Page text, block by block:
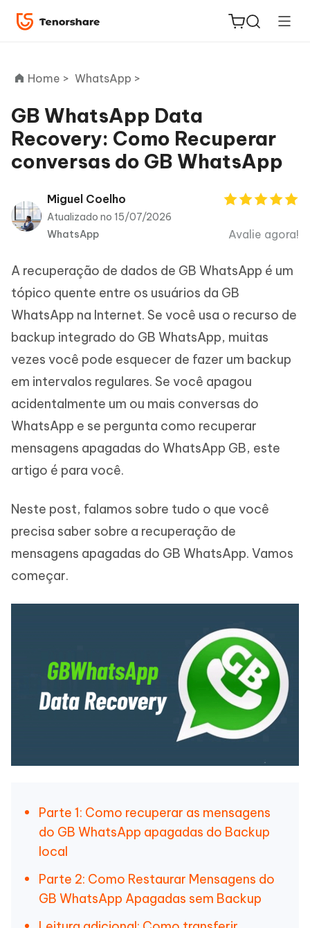
ReiBoot
for iOS
PDNob
PDF
Editor
Novo
iAnyGo
Home > WhatsApp >
GB WhatsApp Data
Recovery: Como Recuperar
conversas do GB WhatsApp
Miguel Coelho
Atualizado no 15/07/2026
WhatsApp
Avalie agora!
A recuperação de dados de GB WhatsApp é um
tópico quente entre os usuários da GB
WhatsApp na Internet. Se você usa o recurso de
backup integrado do GB WhatsApp, muitas
vezes você pode esquecer de fazer um backup
em intervalos regulares. Se você apagou
acidentalmente um ou mais conversas do
WhatsApp e se pergunta como recuperar
mensagens apagadas do WhatsApp GB, este
artigo é para você.
Neste post, falamos sobre tudo o que você
precisa saber sobre a recuperação de
mensagens apagadas do GB WhatsApp. Vamos
começar.
Parte 1: Como recuperar as mensagens
do GB WhatsApp apagadas do Backup
local
Parte 2: Como Restaurar Mensagens do
GB WhatsApp Apagadas sem Backup